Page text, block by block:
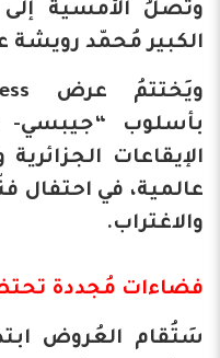
وتصلُ الأمسية إلى
الكبير مُحمّد رويشة
بأسلوب “جيبسي-
الإيقاعات
عالمية، في احتفال
والاغتراب.
فضاءات مُجددة